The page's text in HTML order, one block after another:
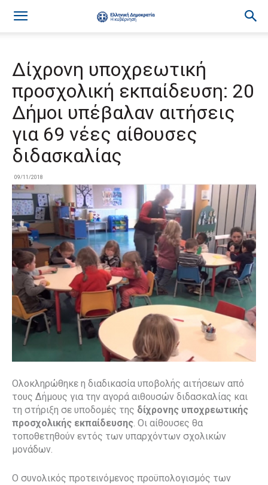
Δίχρονη υποχρεωτική
προσχολική εκπαίδευση: 20
Δήμοι υπέβαλαν αιτήσεις
για 69 νέες αίθουσες
διδασκαλίας
09/11/2018
Ολοκληρώθηκε η διαδικασία υποβολής αιτήσεων από
τους Δήμους για την αγορά αιθουσών διδασκαλίας και
τη στήριξη σε υποδομές της δίχρονης υποχρεωτικής
προσχολικής εκπαίδευσης. Οι αίθουσες θα
τοποθετηθούν εντός των υπαρχόντων σχολικών
μονάδων.
Ο συνολικός προτεινόμενος προϋπολογισμός των